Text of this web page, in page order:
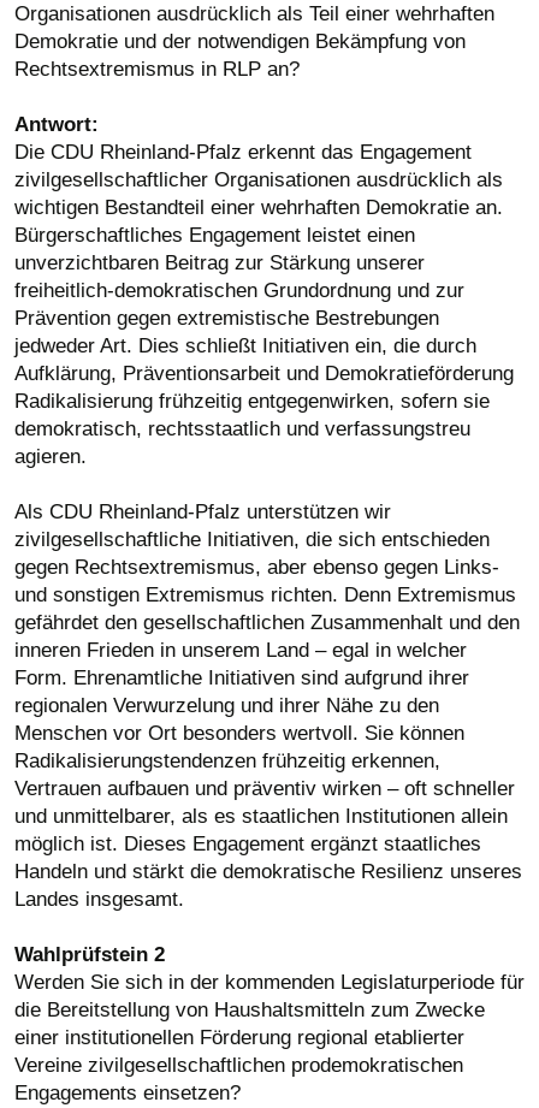
Organisationen ausdrücklich als Teil einer wehrhaften
Demokratie und der notwendigen Bekämpfung von
Rechtsextremismus in RLP an?
Antwort:
Die CDU Rheinland-Pfalz erkennt das Engagement
zivilgesellschaftlicher Organisationen ausdrücklich als
wichtigen Bestandteil einer wehrhaften Demokratie an.
Bürgerschaftliches Engagement leistet einen
unverzichtbaren Beitrag zur Stärkung unserer
freiheitlich-demokratischen Grundordnung und zur
Prävention gegen extremistische Bestrebungen
jedweder Art. Dies schließt Initiativen ein, die durch
Aufklärung, Präventionsarbeit und Demokratieförderung
Radikalisierung frühzeitig entgegenwirken, sofern sie
demokratisch, rechtsstaatlich und verfassungstreu
agieren.
Als CDU Rheinland-Pfalz unterstützen wir
zivilgesellschaftliche Initiativen, die sich entschieden
gegen Rechtsextremismus, aber ebenso gegen Links-
und sonstigen Extremismus richten. Denn Extremismus
gefährdet den gesellschaftlichen Zusammenhalt und den
inneren Frieden in unserem Land – egal in welcher
Form. Ehrenamtliche Initiativen sind aufgrund ihrer
regionalen Verwurzelung und ihrer Nähe zu den
Menschen vor Ort besonders wertvoll. Sie können
Radikalisierungstendenzen frühzeitig erkennen,
Vertrauen aufbauen und präventiv wirken – oft schneller
und unmittelbarer, als es staatlichen Institutionen allein
möglich ist. Dieses Engagement ergänzt staatliches
Handeln und stärkt die demokratische Resilienz unseres
Landes insgesamt.
Wahlprüfstein 2
Werden Sie sich in der kommenden Legislaturperiode für
die Bereitstellung von Haushaltsmitteln zum Zwecke
einer institutionellen Förderung regional etablierter
Vereine zivilgesellschaftlichen prodemokratischen
Engagements einsetzen?